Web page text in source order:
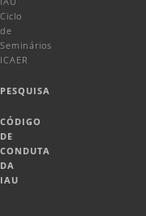
Ciclo
de
Seminários
ICAER
PESQUISA
CÓDIGO
DE
CONDUTA
DA
IAU